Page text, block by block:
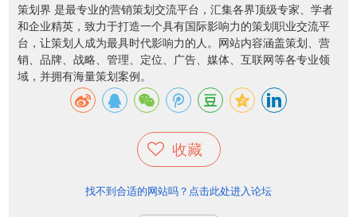
策划界 是最专业的营销策划交流平台，汇集各界顶级专家、学者
和企业精英，致力于打造一个具有国际影响力的策划职业交流平
台，让策划人成为最具时代影响力的人。网站内容涵盖策划、营
销、品牌、战略、管理、定位、广告、媒体、互联网等各专业领
域，并拥有海量策划案例。
收藏
找不到合适的网站吗？点击此处进入论坛